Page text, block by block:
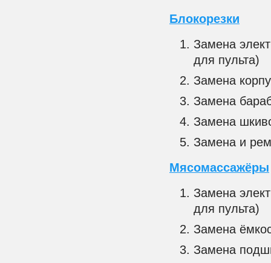
Блокорезки
Замена
для пульта)
Замена
Замена
Замена
Замена и
Мясомассажёры
Замена
для пульта)
Замена
Замена